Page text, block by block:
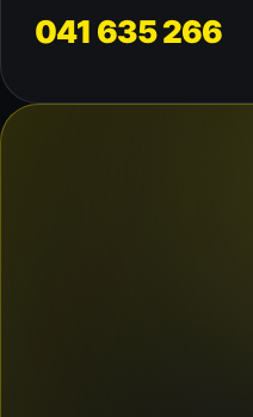
041 635 266